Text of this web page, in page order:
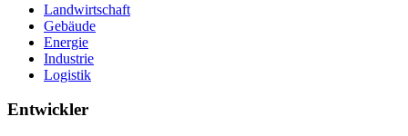
Landwirtschaft
Gebäude
Energie
Industrie
Logistik
Entwickler